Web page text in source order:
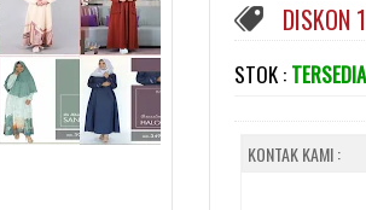
STOK : TERSEDIA
KONTAK KAMI :